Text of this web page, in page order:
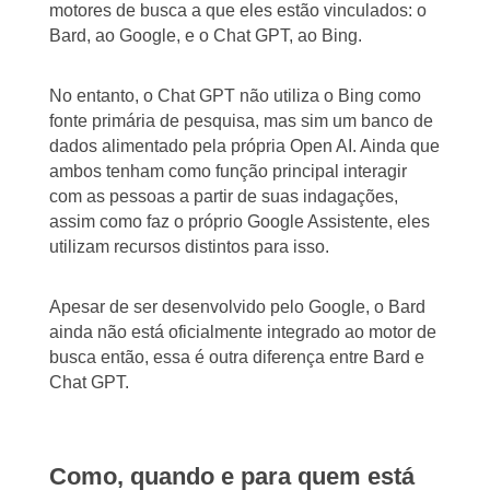
motores de busca a que eles estão vinculados: o
Bard, ao Google, e o Chat GPT, ao Bing.
No entanto, o Chat GPT não utiliza o Bing como
fonte primária de pesquisa, mas sim um banco de
dados alimentado pela própria Open AI. Ainda que
ambos tenham como função principal interagir
com as pessoas a partir de suas indagações,
assim como faz o próprio Google Assistente, eles
utilizam recursos distintos para isso.
Apesar de ser desenvolvido pelo Google, o Bard
ainda não está oficialmente integrado ao motor de
busca então, essa é outra diferença entre Bard e
Chat GPT.
Como, quando e para quem está